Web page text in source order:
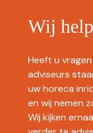
Wij
Heeft u
adviseurs
uw horeca
en wij nemen
Wij kijken